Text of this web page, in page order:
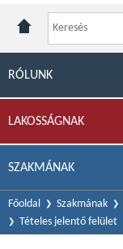
RÓLUNK
LAKOSSÁGNAK
SZAKMÁNAK
Főoldal Szakmának
Tételes jelentő felület